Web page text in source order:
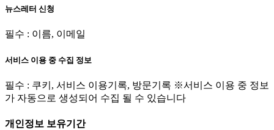
뉴스레터 신청
필수 : 이름, 이메일
서비스 이용 중 수집 정보
필수 : 쿠키, 서비스 이용기록, 방문기록 ※서비스 이용 중 정보
가 자동으로 생성되어 수집 될 수 있습니다
개인정보 보유기간